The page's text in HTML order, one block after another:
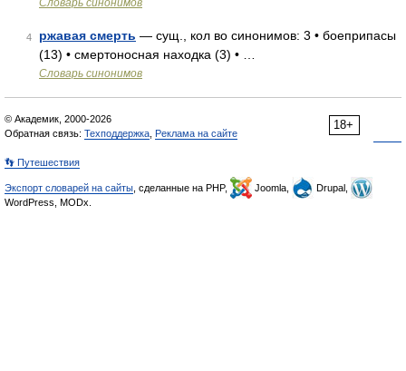
Словарь синонимов
4 ржавая смерть — сущ., кол во синонимов: 3 • боеприпасы
(13) • смертоносная находка (3) • …
Словарь синонимов
18+
© Академик, 2000-2026
Обратная связь: Техподдержка Реклама на сайте
👣 Путешествия
Экспорт словарей на сайты , сделанные на PHP, Joomla,
Drupal,
WordPress, MODx.